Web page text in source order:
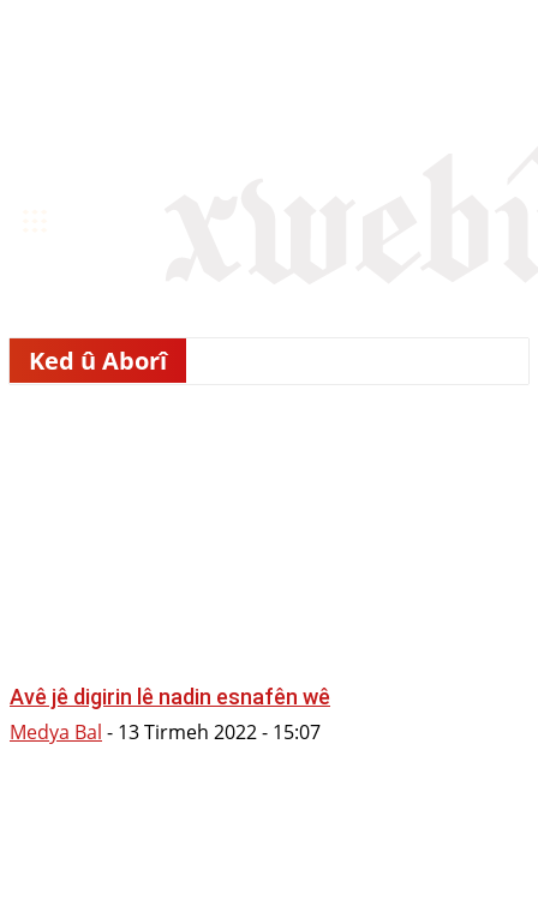
Ked û Aborî
Avê jê digirin lê nadin esnafên wê
Medya Bal - 13 Tirmeh 2022 - 15:07